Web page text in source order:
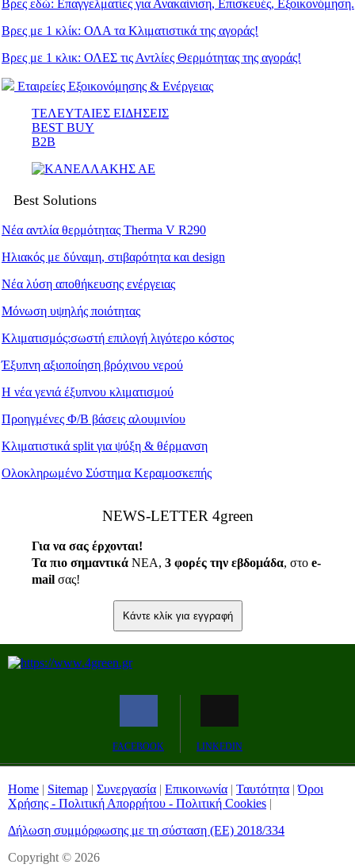
Βρες εδώ: Eπαγγελματίες για Ανακαίνιση, Επισκευές, Εξοικονόμηση.
Βρες με 1 κλίκ: ΟΛΑ τα Κλιματιστικά της αγοράς!
Βρες με 1 κλικ: ΟΛΕΣ τις Αντλίες Θερμότητας της αγοράς!
Εταιρείες Εξοικονόμησης & Ενέργειας
ΤΕΛΕΥΤΑΙΕΣ ΕΙΔΗΣΕΙΣ
BEST BUY
B2B
Best Solutions
Νέα αντλία θερμότητας Therma V R290
Ηλιακός με δύναμη, στιβαρότητα και design
Νέα λύση αποθήκευσης ενέργειας
Μόνωση υψηλής ποιότητας
Κλιματισμός:σωστή επιλογή λιγότερο κόστος
Έξυπνη αξιοποίηση βρόχινου νερού
Η νέα γενιά έξυπνου κλιματισμού
Προηγμένες Φ/Β βάσεις αλουμινίου
Κλιματιστικά split για ψύξη & θέρμανση
Ολοκληρωμένο Σύστημα Κεραμοσκεπής
ΝEWS-LETTER 4green
Για να σας έρχονται!
Τα πιο σημαντικά ΝΕΑ, 3 φορές την εβδομάδα, στο e-
mail σας!
Κάντε κλίκ για εγγραφή
FACEBOOK LINKEDIN
Home | Sitemap | Συνεργασία | Επικοινωνία | Ταυτότητα |Όροι
Χρήσης - Πολιτική Απορρήτου - Πολιτική Cookies |
Δήλωση συμμόρφωσης με τη σύσταση (ΕΕ) 2018/334
Copyright © 2026